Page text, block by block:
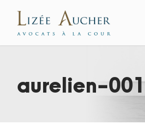
aurelien-001